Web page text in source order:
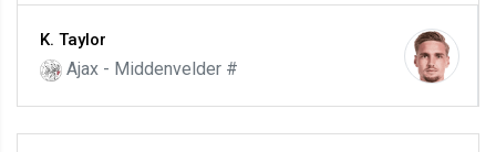
K. Taylor
Ajax - Middenvelder #